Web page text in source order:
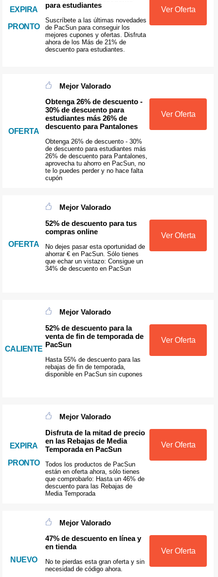
EXPIRA
PRONTO
para estudiantes
Suscríbete a las últimas novedades
de PacSun para conseguir los
mejores cupones y ofertas. Disfruta
ahora de los Más de 21% de
descuento para estudiantes.
Ver Oferta
OFERTA
Mejor Valorado
Obtenga 26% de descuento -
30% de descuento para
estudiantes más 26% de
descuento para Pantalones
Obtenga 26% de descuento - 30%
de descuento para estudiantes más
26% de descuento para Pantalones,
aprovecha tu ahorro en PacSun, no
te lo puedes perder y no hace falta
cupón
Ver Oferta
OFERTA
Mejor Valorado
52% de descuento para tus
compras online
No dejes pasar esta oportunidad de
ahorrar € en PacSun. Sólo tienes
que echar un vistazo: Consigue un
34% de descuento en PacSun
Ver Oferta
CALIENTE
Mejor Valorado
52% de descuento para la
venta de fin de temporada de
PacSun
Hasta 55% de descuento para las
rebajas de fin de temporada,
disponible en PacSun sin cupones
Ver Oferta
EXPIRA
PRONTO
Mejor Valorado
Disfruta de la mitad de precio
en las Rebajas de Media
Temporada en PacSun
Todos los productos de PacSun
están en oferta ahora, sólo tienes
que comprobarlo: Hasta un 46% de
descuento para las Rebajas de
Media Temporada
Ver Oferta
NUEVO
Mejor Valorado
47% de descuento en línea y
en tienda
No te pierdas esta gran oferta y sin
necesidad de código ahora.
Ver Oferta